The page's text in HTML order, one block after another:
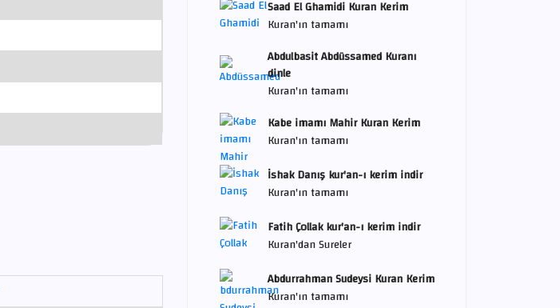
Saad El Ghamidi Kuran Kerim
Kuran'ın tamamı
Abdulbasit Abdüssamed Kuranı
dinle
Kuran'ın tamamı
Kabe imamı Mahir Kuran Kerim
Kuran'ın tamamı
İshak Danış kur'an-ı kerim indir
Kuran'ın tamamı
Fatih Çollak kur'an-ı kerim indir
Kuran'dan Sureler
Abdurrahman Sudeysi Kuran Kerim
Kuran'ın tamamı